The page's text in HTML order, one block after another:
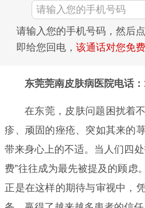
请输入您的手机号码，然后
即给您回电， 该通话对您免费
东莞莞南皮肤病医院电话
在东莞，皮肤问题困扰着
疹、顽固的痤疮、突如其来的
带来身心上的不适。当人们四
费”往往成为最先被提及的顾虑
正是在这样的期待与审视中，